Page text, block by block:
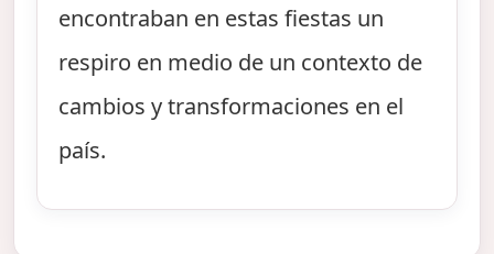
encontraban en estas fiestas un
respiro en medio de un contexto de
cambios y transformaciones en el
país.